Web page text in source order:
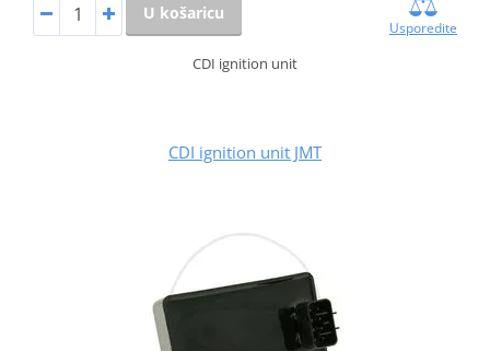
U košaricu
Usporedite
CDI ignition unit
CDI ignition unit JMT